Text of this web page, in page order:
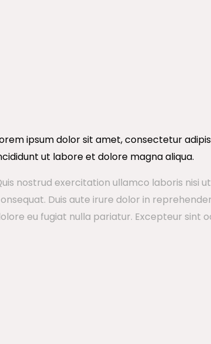
ipsum dolor sit amet, consectetur
ut labore et dolore magna aliqua.
nostrud exercitation ullamco laboris nisi
Duis aute irure dolor in
eu fugiat nulla pariatur. Excepteur sint